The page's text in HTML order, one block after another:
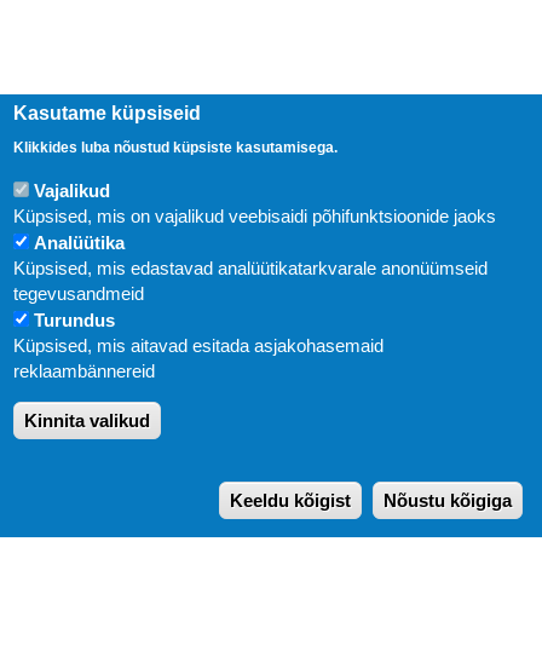
Uudised
KIRJASTUS PEGASUS OÜ © 2020
Paldiski mnt. 29 (A korpus VI korrus), Tallinn
E-post:pegasus[at]pegasus.ee
Kasutame küpsiseid
Klikkides luba nõustud küpsiste kasutamisega.
Vajalikud
Küpsised, mis on vajalikud veebisaidi põhifunktsioonide jaoks
Analüütika
Küpsised, mis edastavad analüütikatarkvarale anonüümseid
tegevusandmeid
Turundus
Küpsised, mis aitavad esitada asjakohasemaid
reklaambännereid
Kinnita valikud
Keeldu kõigist Nõustu kõigiga